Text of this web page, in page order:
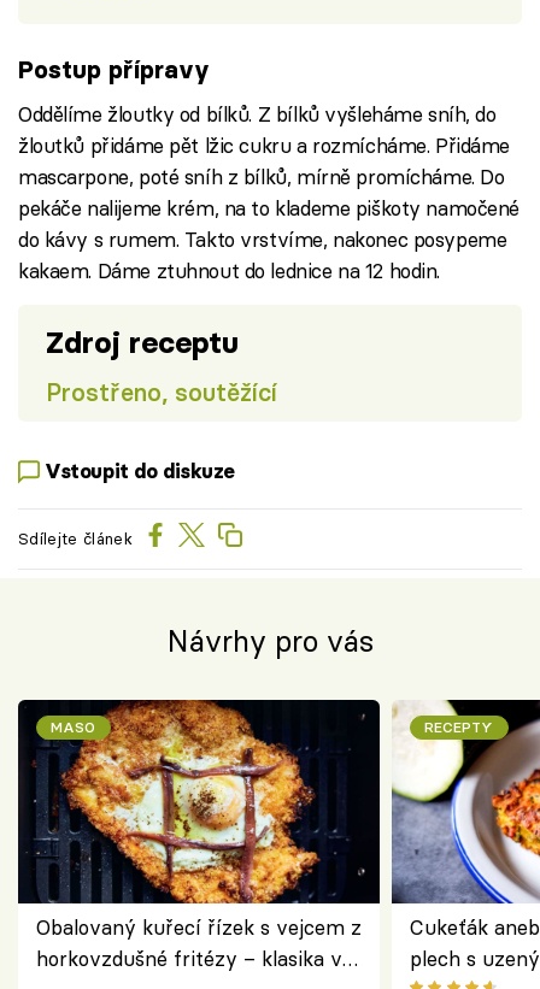
Postup přípravy
Oddělíme žloutky od bílků. Z bílků vyšleháme sníh, do
žloutků přidáme pět lžic cukru a rozmícháme. Přidáme
mascarpone, poté sníh z bílků, mírně promícháme. Do
pekáče nalijeme krém, na to klademe piškoty namočené
do kávy s rumem. Takto vrstvíme, nakonec posypeme
kakaem. Dáme ztuhnout do lednice na 12 hodin.
Zdroj receptu
Prostřeno, soutěžící
Vstoupit do diskuze
Sdílejte článek
Návrhy pro vás
MASO
Obalovaný kuřecí řízek s vejcem z
horkovzdušné fritézy – klasika v
RECEPTY
Cukeťák
plech s